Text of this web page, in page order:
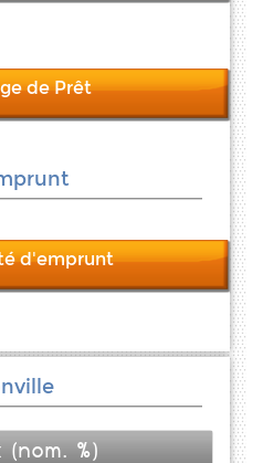
de Prêt
d'emprunt
(nom. %)